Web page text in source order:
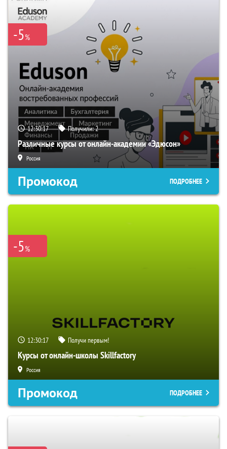
-5%
12:30:16 Получили:2
Различные курсы от онлайн-академии «Эдюсон»
Россия
Промокод ПОДРОБНЕЕ
-5%
12:30:16 Получи первым!
Курсы от онлайн-школы Skillfactory
Россия
Промокод ПОДРОБНЕЕ